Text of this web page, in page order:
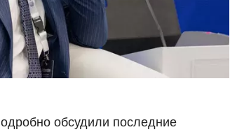
обсудили последние